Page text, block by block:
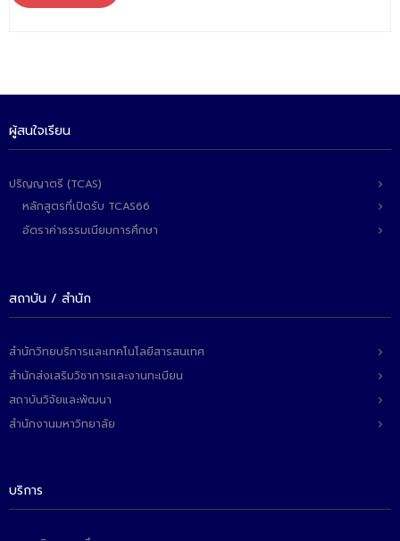
ผู้สนใจเรียน
ปริญญาตรี (TCAS)
หลักสูตรที่เปิดรับ TCAS66
อัตราค่าธรรมเนียมการศึกษา
สถาบัน / สำนัก
สำนักวิทยบริการและเทคโนโลยีสารสนเทศ
สำนักส่งเสริมวิชาการและงานทะเบียน
สถาบันวิจัยและพัฒนา
สำนักงานมหาวิทยาลัย
บริการ